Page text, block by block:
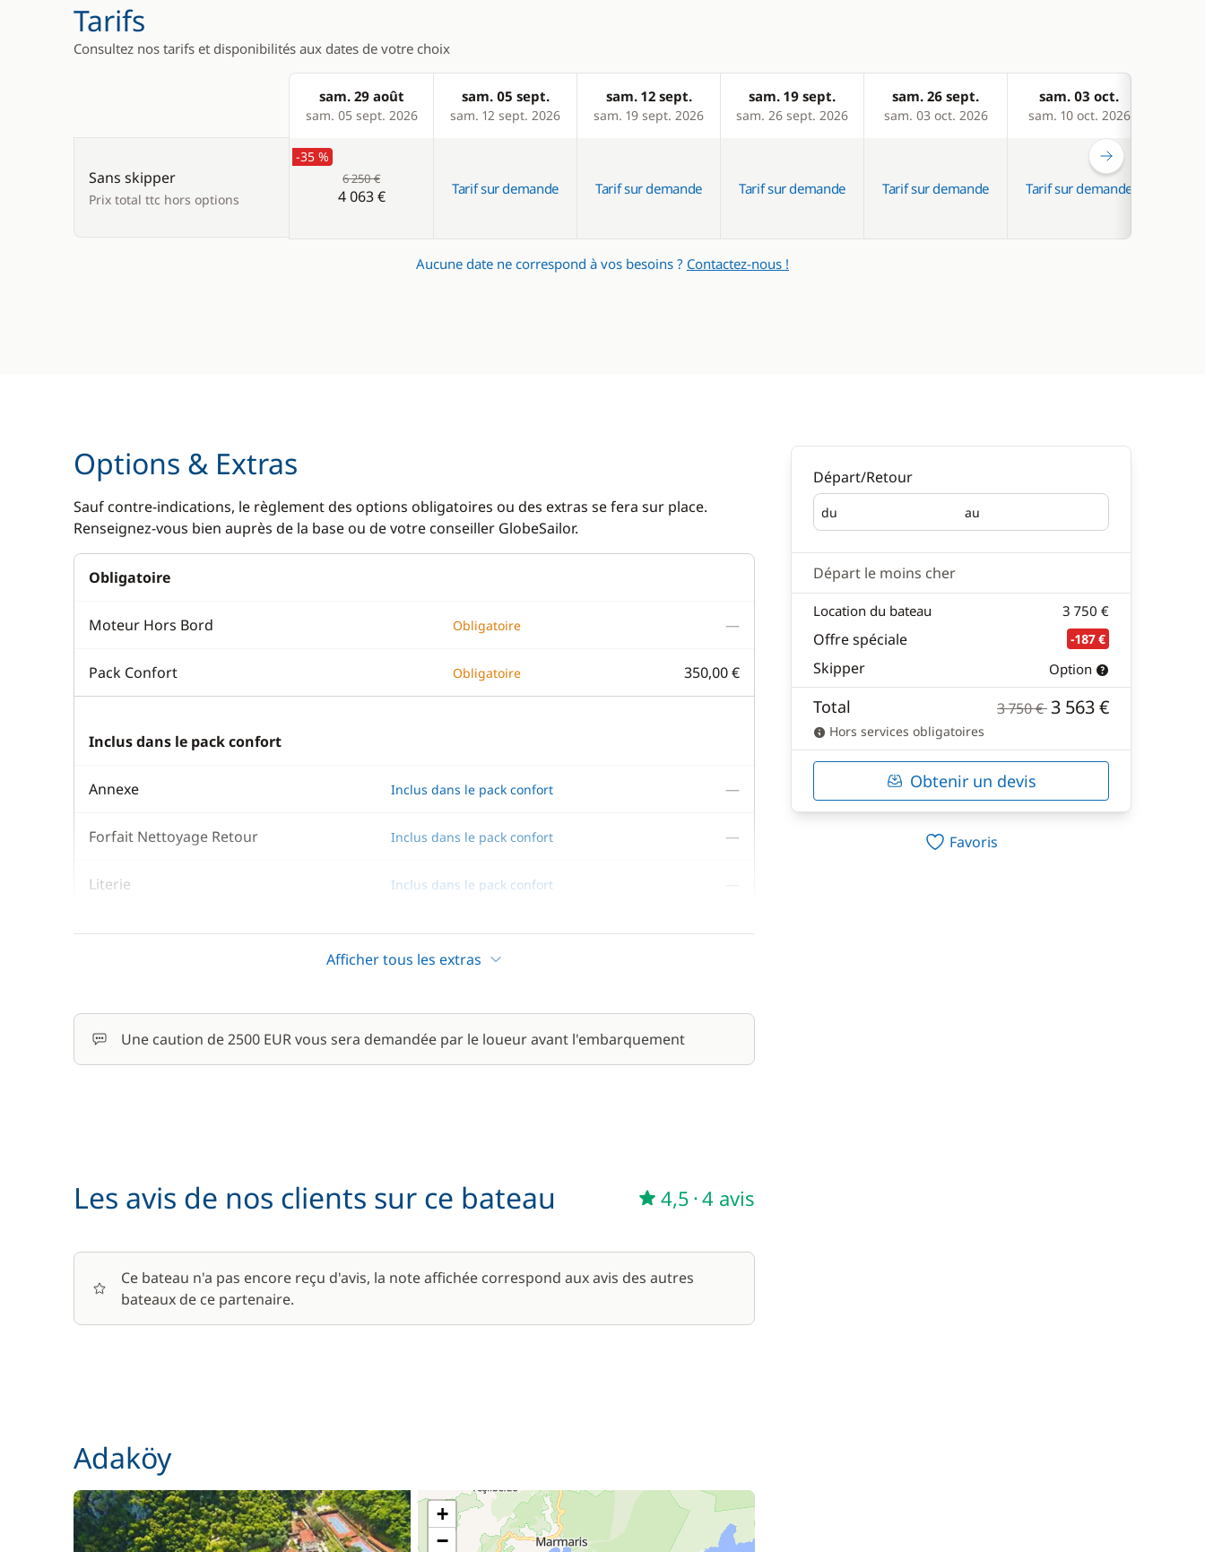
Tarifs
Consultez nos tarifs et disponibilités aux dates de votre choix
Products
sam. 29 août
sam. 05 sept. 2026
sam. 05 sept.
sam. 12 sept. 2026
sam. 12 sept.
sam. 19 sept. 2026
sam. 19 sept.
sam. 26 sept. 2026
sam. 26 sept.
sam. 03 oct. 2026
sam. 03 oct.
sam. 10 oct. 2026
Sans skipper
Prix total ttc hors options
-35 %
6 250 €
4 063 € Tarif sur demande Tarif sur demande Tarif sur demande Tarif sur demande Tarif sur demande
Aucune date ne correspond à vos besoins ? Contactez-nous !
Options & Extras
Sauf contre-indications, le règlement des options obligatoires ou des extras se fera sur place.
Renseignez-vous bien auprès de la base ou de votre conseiller GlobeSailor.
Obligatoire
Moteur Hors Bord Obligatoire —
Pack Confort Obligatoire 350,00 €
Inclus dans le pack confort
Annexe Inclus dans le pack confort —
Forfait Nettoyage Retour Inclus dans le pack confort —
Literie Inclus dans le pack confort
Serviettes Inclus dans le pack confort —
En option
Paddle 100,00 €
/ semaine
Seabob / Sea Scooter 100,00 €
Skipper (repas non inclus)
Afficher tous les extras
Une caution de 2500 EUR vous sera demandée par le loueur avant l'embarquement
Les avis de nos clients sur ce bateau 4,5 ·4 avis
Ce bateau n'a pas encore reçu d'avis, la note affichée correspond aux avis des autres
bateaux de ce partenaire.
Adaköy
+
−
Départ/Retour
du
Départ au
Retour
Départ le moins cher
Location du bateau 3 750 €
Offre spéciale -187 €
Skipper Option
Total 3 750 € 3 563 €
Hors services obligatoires
Obtenir un devis
Favoris